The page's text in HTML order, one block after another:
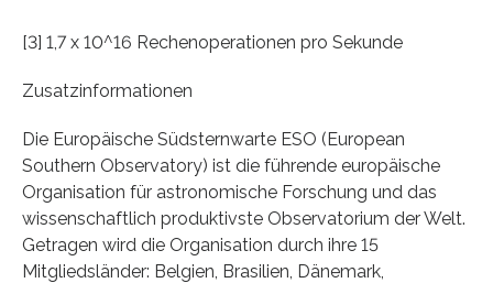
[3] 1,7 x 10^16 Rechenoperationen pro Sekunde
Zusatzinformationen
Die Europäische Südsternwarte ESO (European
Southern Observatory) ist die führende europäische
Organisation für astronomische Forschung und das
wissenschaftlich produktivste Observatorium der Welt.
Getragen wird die Organisation durch ihre 15
Mitgliedsländer: Belgien, Brasilien, Dänemark,